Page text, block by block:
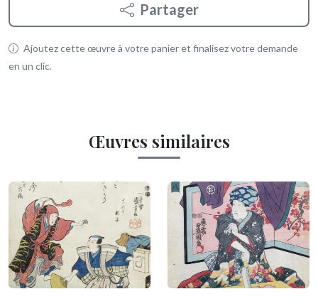
Partager
Ajoutez cette œuvre à votre panier et finalisez votre demande
en un clic.
Œuvres similaires